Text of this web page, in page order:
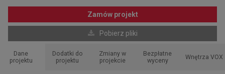
Zamów projekt
Pobierz pliki
Dane
projektu
Dodatki do
projektu
Zmiany w
projekcie
Bezpłatne
wyceny
Wnętrza VOX